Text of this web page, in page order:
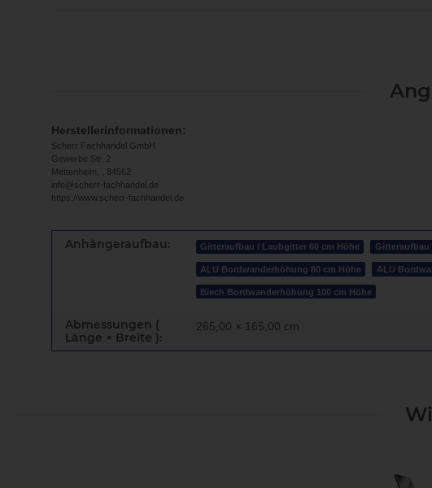
Herstellerinformationen:
Scherr Fachhandel GmbH
Gewerbe Str. 2
Mettenheim, , 84562
info@scherr-fachhandel.de
https://www.scherr-fachhandel.de
Anhängeraufbau: Gitteraufbau / Laubgitter 60 cm Höhe Gitteraufbau
ALU Bordwanderhöhung 80 cm Höhe ALU
Blech Bordwanderhöhung 100 cm Höhe
Abmessungen (
Länge × Breite ):
265,00 × 165,00 cm